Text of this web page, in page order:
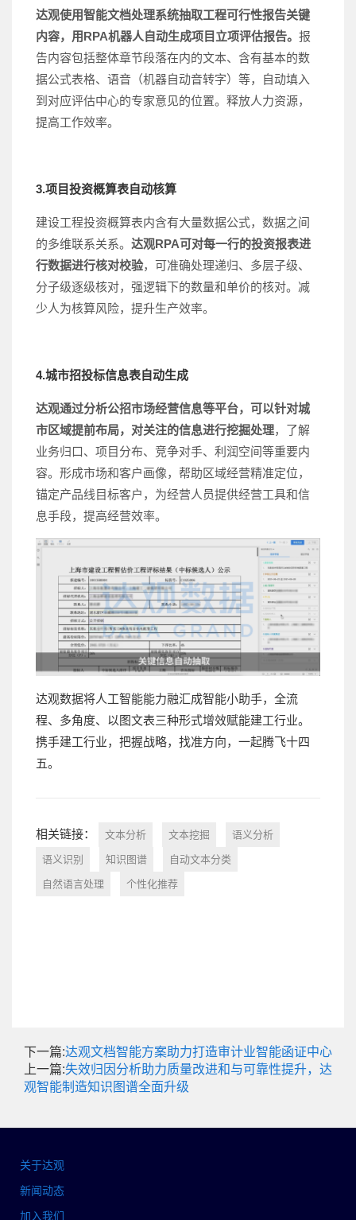
达观使用智能文档处理系统抽取工程可行性报告关键
内容，用RPA机器人自动生成项目立项评估报告。 报
告内容包括整体章节段落在内的文本、含有基本的数
据公式表格、语音（机器自动音转字）等，自动填入
到对应评估中心的专家意见的位置。释放人力资源，
提高工作效率。
3.项目投资概算表自动核算
建设工程投资概算表内含有大量数据公式，数据之间
的多维联系关系。 达观RPA可对每一行的投资报表进
行数据进行核对校验，可准确处理递归、多层子级、
分子级逐级核对，强逻辑下的数量和单价的核对。减
少人为核算风险，提升生产效率。
4.城市招投标信息表自动生成
达观通过分析公招市场经营信息等平台，可以针对城
市区域提前布局，对关注的信息进行挖掘处理，了解
业务归口、项目分布、竞争对手、利润空间等重要内
容。形成市场和客户画像，帮助区域经营精准定位，
锚定产品线目标客户，为经营人员提供经营工具和信
息手段，提高经营效率。
达观数据将人工智能能力融汇成智能小助手，全流
程、多角度、以图文表三种形式增效赋能建工行业。
携手建工行业，把握战略，找准方向，一起腾飞十四
五。
相关链接： 文本分析 文本挖掘 语义分析
语义识别 知识图谱 自动文本分类
自然语言处理 个性化推荐
下一篇:达观文档智能方案助力打造审计业智能函证中心
上一篇:失效归因分析助力质量改进和与可靠性提升，达
观智能制造知识图谱全面升级
关于达观
新闻动态
加入我们